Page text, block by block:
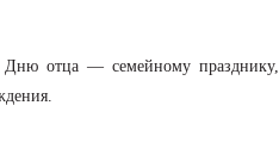
Дню отца — семейному празднику,